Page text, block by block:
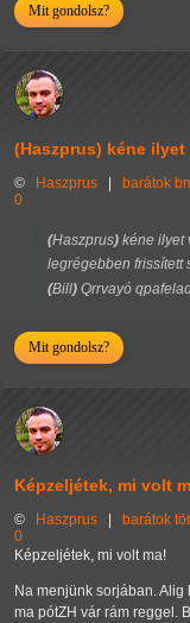
Mit gondolsz?
(Haszprus) kéne
© Haszprus | barátok
0
(Haszprus) kéne ilyet
legrégebben frissített
(Bill) Qrrvayó
Mit gondolsz?
Képzeljétek, mi volt
© Haszprus | barátok
0
Képzeljétek, mi volt ma!
Na menjünk sorjában. Alig
ma pótZH vár rám reggel.